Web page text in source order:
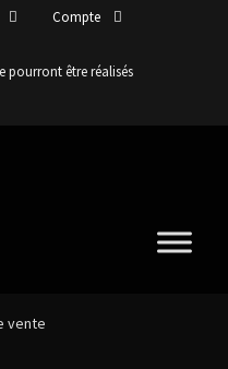
Compte
pourront être réalisés
vente